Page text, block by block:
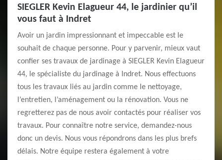
SIEGLER Kevin Elagueur 44, le jardinier qu’il
vous faut à Indret
Avoir un jardin impressionnant et impeccable est le
souhait de chaque personne. Pour y parvenir, mieux vaut
confier ses travaux de jardinage à SIEGLER Kevin Elagueur
44, le spécialiste du jardinage à Indret. Nous effectuons
tous les travaux liés au jardin comme le nettoyage,
l’entretien, l’aménagement ou la rénovation. Vous ne
regretterez pas de nous avoir contactés pour réaliser vos
travaux. Pour connaître notre service, demandez-nous
donc un devis. Nous vous répondrons dans les plus brefs
délais. Notre équipe restera également à votre